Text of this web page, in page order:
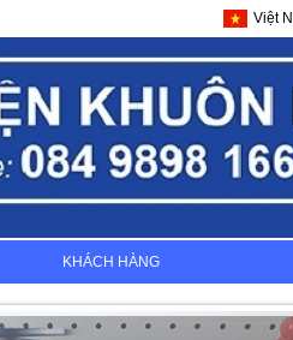
Việt
KHÁCH HÀNG